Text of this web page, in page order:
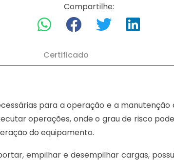
Compartilhe:
Certificado
para a operação e a
operações, onde o grau de risco
do equipamento.
empilhar e desempilhar cargas,